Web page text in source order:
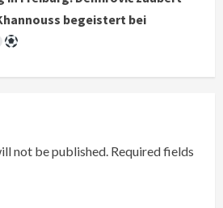
begeistert bei
not be published. Required fields